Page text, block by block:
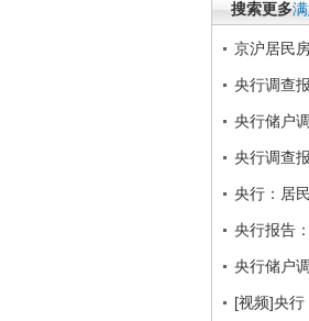
搜索更多
京沪居民
央行调查
央行储户
央行调查
央行：居
央行报告
央行储户
[视频]央